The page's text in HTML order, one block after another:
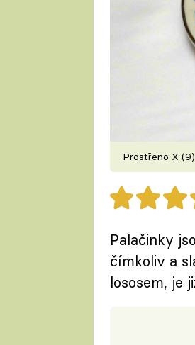
Prostřeno X
Palačinky
čímkoliv a
lososem, je